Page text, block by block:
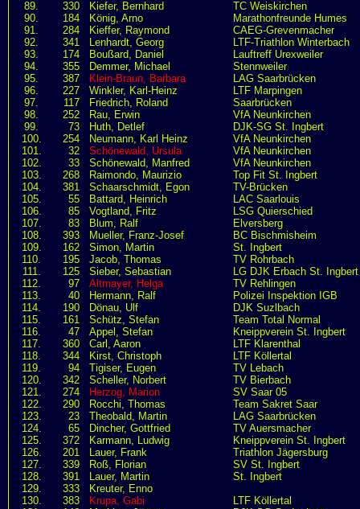
89. 330 Kiefer, Bernhard
TC Weiskirchen
90.
184 König, Arno
Marathonfreunde Humes
91.
284 Kieffer, Raymond
CAEG-Grevenmacher
92.
341 Lenhardt, Georg
LTF-Triathlon Winterbach
93.
174 Boußard, Daniel
Lauftreff Urexweiler
94.
355 Demmer, Michael
Stennweiler
95.
387 Klein-Braun, Barbara
LAG Saarbrücken
96.
227 Winkler, Karl-Heinz
LTF Marpingen
97.
117 Friedrich, Roland
Saarbrücken
98.
252 Rau, Erwin
VfA Neunkirchen
99.
73 Huth, Detlef
DJK-SG St. Ingbert
100.
254 Neumann, Karl Heinz
VfA Neunkirchen
101.
32 Schönewald, Ursula
VfA Neunkirchen
102.
33 Schönewald, Manfred
VfA Neunkirchen
103.
268 Raimondo, Maurizio
Top Fit St. Ingbert
104.
381 Schaarschmidt, Egon
TV-Brücken
105.
55 Battard, Heinrich
LAC Saarlouis
106.
85 Vogtland, Fritz
LSG Quierschied
107.
83 Blum, Ralf
Elversberg
108.
393 Mueller, Franz-Josef
BC Bischmisheim
109.
162 Simon, Martin
St. Ingbert
110.
195 Jacob, Thomas
TV Rohrbach
111.
125 Sieber, Sebastian
LG DJK Erbach St. Ingbert
112.
97 Altmayer, Helga
TV Rehlingen
113.
40 Hermann, Ralf
Polizei Inspektion IGB
114.
190 Dönau, Ulf
DJK Suzlbach
115.
161 Schütz, Stefan
Team Total Normal
116.
47 Appel, Stefan
Kneippverein St. Ingbert
117.
360 Carl, Aaron
LTF Klarenthal
118.
344 Kirst, Christoph
LTF Köllertal
119.
94 Tigiser, Eugen
TV Lebach
120.
342 Scheller, Norbert
TV Bierbach
121.
274 Herzog, Marion
SV Saar 05
122.
290 Rocchi, Thomas
Team Sakret Saar
123.
23 Theobald, Martin
LAG Saarbrücken
124.
65 Dincher, Gottfried
TV Auersmacher
125.
372 Karmann, Ludwig
Kneippverein St. Ingbert
126.
201 Lauer, Frank
Triathlon Jägersburg
127.
339 Roß, Florian
SV St. Ingbert
128.
391 Lauer, Martin
St. Ingbert
129.
333
Kreuter, Enno
130.
383 Krupa, Gabi
LTF Köllertal